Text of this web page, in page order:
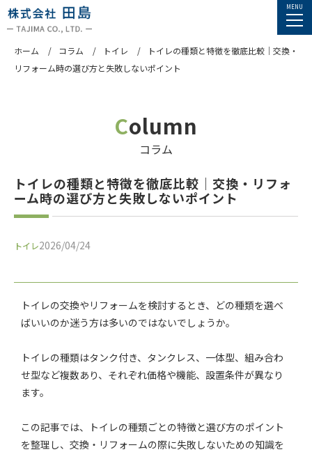
ホーム コラム トイレ
トイレの種類と特徴を徹底比較｜交換・
リフォーム時の選び方と失敗しないポイント
Column
コラム
トイレの種類と特徴を徹底比較｜交換・リフォ
ーム時の選び方と失敗しないポイント
トイレ2026/04/24
トイレの交換やリフォームを検討するとき、どの種類を選べ
ばいいのか迷う方は多いのではないでしょうか。
トイレの種類はタンク付き、タンクレス、一体型、組み合わ
せ型など複数あり、それぞれ価格や機能、設置条件が異なり
ます。
この記事では、トイレの種類ごとの特徴と選び方のポイント
を整理し、交換・リフォームの際に失敗しないための知識を